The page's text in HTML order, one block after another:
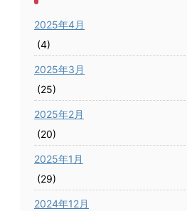
2025年4月
(4)
2025年3月
(25)
2025年2月
(20)
2025年1月
(29)
2024年12月